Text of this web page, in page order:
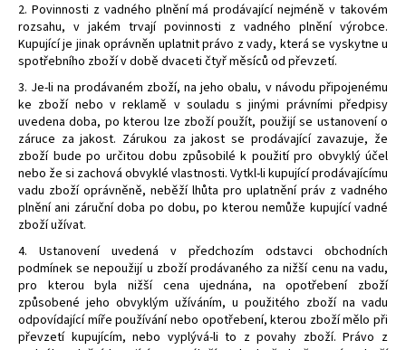
2. Povinnosti z vadného plnění má prodávající nejméně v takovém
rozsahu, v jakém trvají povinnosti z vadného plnění výrobce.
Kupující je jinak oprávněn uplatnit právo z vady, která se vyskytne u
spotřebního zboží v době dvaceti čtyř měsíců od převzetí.
3. Je-li na prodávaném zboží, na jeho obalu, v návodu připojenému
ke zboží nebo v reklamě v souladu s jinými právními předpisy
uvedena doba, po kterou lze zboží použít, použijí se ustanovení o
záruce za jakost. Zárukou za jakost se prodávající zavazuje, že
zboží bude po určitou dobu způsobilé k použití pro obvyklý účel
nebo že si zachová obvyklé vlastnosti. Vytkl-li kupující prodávajícímu
vadu zboží oprávněně, neběží lhůta pro uplatnění práv z vadného
plnění ani záruční doba po dobu, po kterou nemůže kupující vadné
zboží užívat.
4. Ustanovení uvedená v předchozím odstavci obchodních
podmínek se nepoužijí u zboží prodávaného za nižší cenu na vadu,
pro kterou byla nižší cena ujednána, na opotřebení zboží
způsobené jeho obvyklým užíváním, u použitého zboží na vadu
odpovídající míře používání nebo opotřebení, kterou zboží mělo při
převzetí kupujícím, nebo vyplývá-li to z povahy zboží. Právo z